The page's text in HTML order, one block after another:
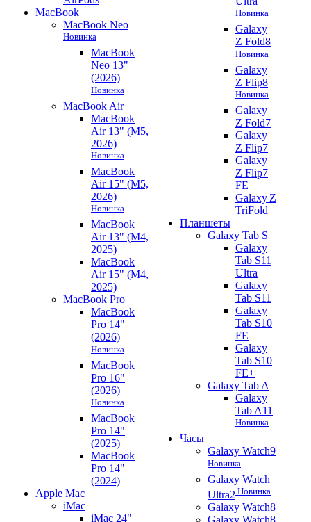
MacBook
MacBook Neo
Новинка
MacBook
Neo 13"
(2026)
Новинка
MacBook Air
MacBook
Air 13" (M5,
2026)
Новинка
MacBook
Air 15" (M5,
2026)
Новинка
MacBook
Air 13" (M4,
2025)
MacBook
Air 15" (M4,
2025)
MacBook Pro
MacBook
Pro 14"
(2026)
Новинка
MacBook
Pro 16"
(2026)
Новинка
MacBook
Pro 14"
(2025)
MacBook
Pro 14"
(2024)
Apple Mac
iMac
iMac 24"
Новинка
Galaxy
Z Fold8
Новинка
Galaxy
Z Flip8
Новинка
Galaxy
Z Fold7
Galaxy
Z Flip7
Galaxy
Z Flip7
FE
Galaxy Z
TriFold
Планшеты
Galaxy Tab S
Galaxy
Tab S11
Ultra
Galaxy
Tab S11
Galaxy
Tab S10
FE
Galaxy
Tab S10
FE+
Galaxy Tab A
Galaxy
Tab A11
Новинка
Часы
Galaxy Watch9
Новинка
Galaxy Watch
Ultra2 Новинка
Galaxy Watch8
Galaxy Watch8